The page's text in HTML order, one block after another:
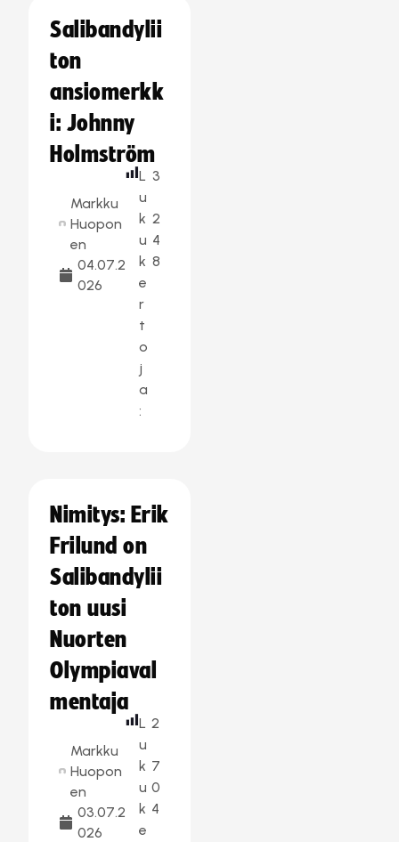
Salibandylii
ton
ansiomerkk
i: Johnny
Holmström
Markku
Huopon
en
04.07.2
026
L
u
k
u
k
e
r
t
o
j
a
:
3
2
4
8
Nimitys: Erik
Frilund on
Salibandylii
ton uusi
Nuorten
Olympiaval
mentaja
Markku
Huopon
en
03.07.2
026
L
u
k
u
k
e
2
7
0
4